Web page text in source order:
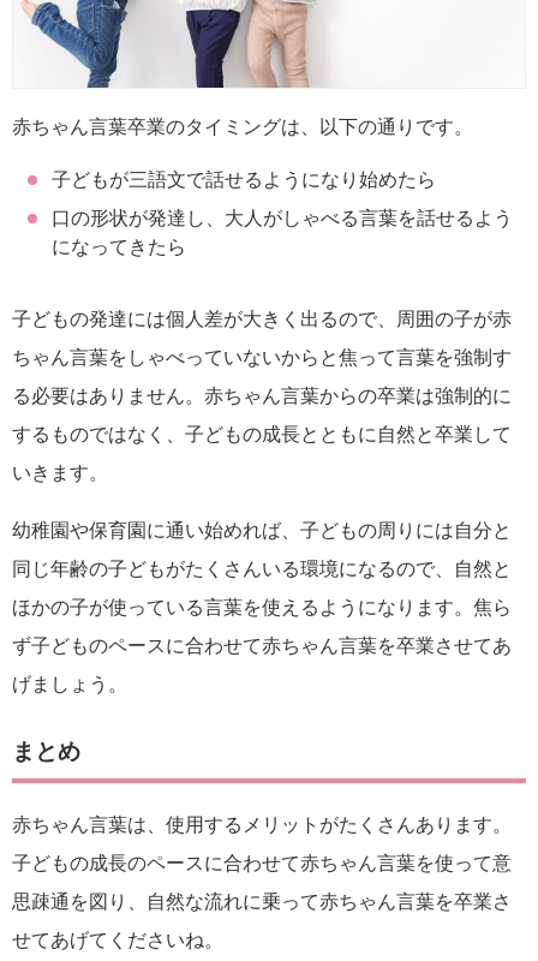
赤ちゃん言葉卒業のタイミングは、以下の通りです。
子どもが三語文で話せるようになり始めたら
口の形状が発達し、大人がしゃべる言葉を話せるよう
になってきたら
子どもの発達には個人差が大きく出るので、周囲の子が赤
ちゃん言葉をしゃべっていないからと焦って言葉を強制す
る必要はありません。赤ちゃん言葉からの卒業は強制的に
するものではなく、子どもの成長とともに自然と卒業して
いきます。
幼稚園や保育園に通い始めれば、子どもの周りには自分と
同じ年齢の子どもがたくさんいる環境になるので、自然と
ほかの子が使っている言葉を使えるようになります。焦ら
ず子どものペースに合わせて赤ちゃん言葉を卒業させてあ
げましょう。
まとめ
赤ちゃん言葉は、使用するメリットがたくさんあります。
子どもの成長のペースに合わせて赤ちゃん言葉を使って意
思疎通を図り、自然な流れに乗って赤ちゃん言葉を卒業さ
せてあげてくださいね。